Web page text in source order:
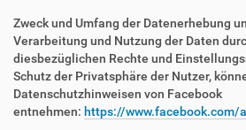
Zweck und Umfang der Datenerhebung
Verarbeitung und Nutzung der Daten
diesbezüglichen Rechte und
Schutz der Privatsphäre der Nutzer,
Datenschutzhinweisen von Facebook
entnehmen: https://www.facebook.com/